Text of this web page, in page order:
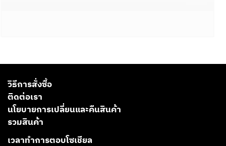
วิธีการสั่งซื้อ
ติดต่อเรา
นโยบายการเปลี่ยนและคืนสินค้า
รวมสินค้า
เวลาทำการตอบโซเชียล